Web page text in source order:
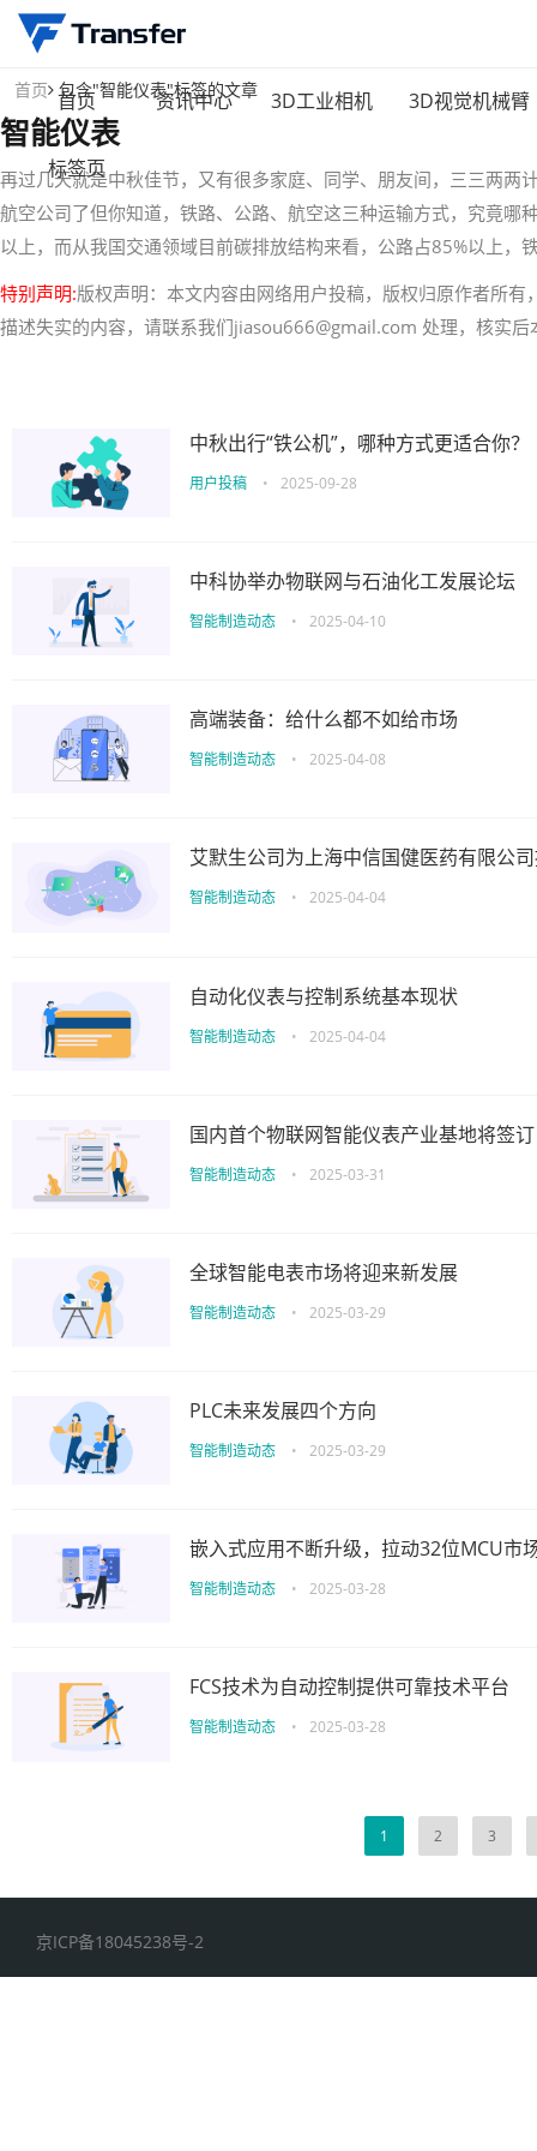
首页 资讯中心 3D工业相机 3D视觉机械臂
标签页
首页 包含"智能仪表"标签的文章
智能仪表
再过几天就是中秋佳节，又有很多家庭、同学、朋友间，三三两
航空公司了但你知道，铁路、公路、航空这三种运输方式，究竟
以上，而从我国交通领域目前碳排放结构来看，公路占85%以上
特别声明:版权声明：本文内容由网络用户投稿，版权归原作者所
描述失实的内容，请联系我们jiasou666@gmail.com 处理，核实
中秋出行“铁公机”，哪种方式更适合你？
用户投稿 • 2025-09-28
中科协举办物联网与石油化工发展论坛
智能制造动态 • 2025-04-10
高端装备：给什么都不如给市场
智能制造动态 • 2025-04-08
艾默生公司为上海中信国健医药有限公
智能制造动态 • 2025-04-04
自动化仪表与控制系统基本现状
智能制造动态 • 2025-04-04
国内首个物联网智能仪表产业基地将签订
智能制造动态 • 2025-03-31
全球智能电表市场将迎来新发展
智能制造动态 • 2025-03-29
PLC未来发展四个方向
智能制造动态 • 2025-03-29
嵌入式应用不断升级，拉动32位MCU市
智能制造动态 • 2025-03-28
FCS技术为自动控制提供可靠技术平台
智能制造动态 • 2025-03-28
1 2 3
京ICP备18045238号-2